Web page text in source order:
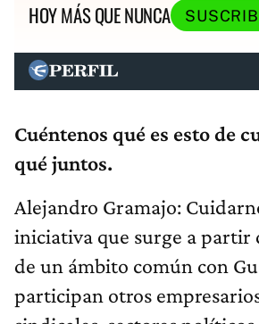
HOY MÁS QUE NUNCA
Cuéntenos qué es esto de
qué juntos.
Alejandro Gramajo:
iniciativa que surge a partir
de un ámbito común con
participan otros